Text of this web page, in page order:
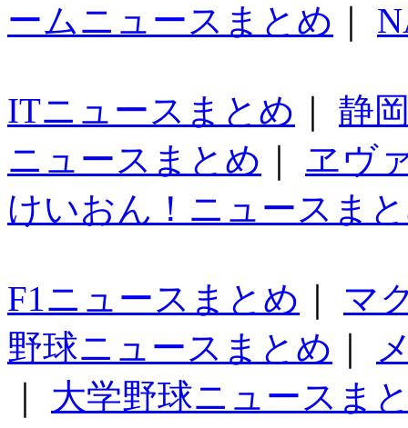
ームニュースまとめ
ITニュースまとめ
静
ニュースまとめ
ヱヴ
けいおん！ニュースま
F1ニュースまとめ
マ
野球ニュースまとめ
大学野球ニュースま